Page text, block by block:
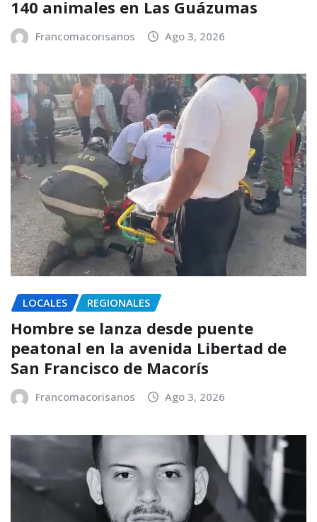
140 animales en Las Guázumas
Francomacorisanos Ago 3, 2026
LOCALES REGIONALES
Hombre se lanza desde puente
peatonal en la avenida Libertad de
San Francisco de Macorís
Francomacorisanos Ago 3, 2026